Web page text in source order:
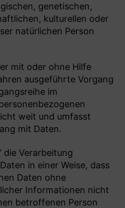
genetischen,
kulturellen oder
natürlichen Person
mit oder ohne Hilfe
ausgeführte Vorgang
im
weit und umfasst
mit Daten.
die Verarbeitung
in einer Weise, dass
Daten ohne
Informationen nicht
betroffenen Person